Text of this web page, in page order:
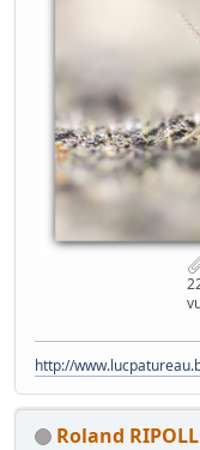
http://
Roland RIPOLL